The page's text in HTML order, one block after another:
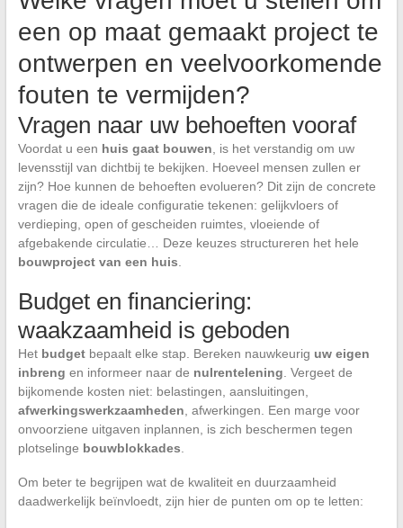
een op maat gemaakt project te
ontwerpen en veelvoorkomende
fouten te vermijden?
Vragen naar uw behoeften vooraf
Voordat u een huis gaat bouwen , is het verstandig om uw
levensstijl van dichtbij te bekijken. Hoeveel mensen zullen er
zijn? Hoe kunnen de behoeften evolueren? Dit zijn de concrete
vragen die de ideale configuratie tekenen: gelijkvloers of
verdieping, open of gescheiden ruimtes, vloeiende of
afgebakende circulatie… Deze keuzes structureren het hele
bouwproject van een huis
Budget en financiering:
waakzaamheid is geboden
Het budgetbepaalt elke stap. Bereken nauwkeurig uw eigen
inbreng en informeer naar de nulrentelening . Vergeet de
bijkomende kosten niet: belastingen, aansluitingen,
afwerkingswerkzaamheden , afwerkingen. Een marge voor
onvoorziene uitgaven inplannen, is zich beschermen tegen
plotselinge bouwblokkades
Om beter te begrijpen wat de kwaliteit en duurzaamheid
daadwerkelijk beïnvloedt, zijn hier de punten om op te letten: